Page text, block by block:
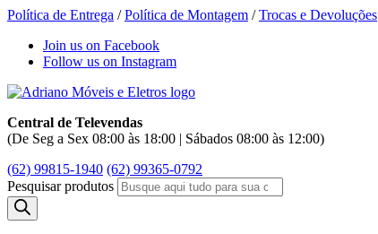
Política de Entrega /Política de Montagem /Trocas e Devoluções
Join us on Facebook
Follow us on Instagram
Central de Televendas
(De Seg a Sex 08:00 às 18:00 | Sábados 08:00 às 12:00)
(62) 99815-1940 (62) 99365-0792
Pesquisar produtos